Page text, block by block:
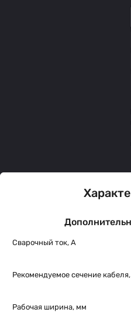
Сварочный ток, А
Рекомендуемое сечение
Рабочая ширина, мм